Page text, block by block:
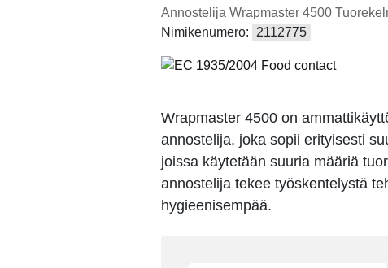
Annostelija Wrapmaster 4500
Nimikenumero:
2112775
Wrapmaster 4500 on
annostelija, joka sopii erityisesti
joissa käytetään suuria määriä
annostelija tekee työskentelystä
hygieenisempää.